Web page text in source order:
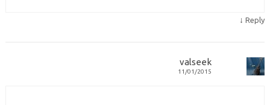
Reply
↓
valseek
11/01/2015